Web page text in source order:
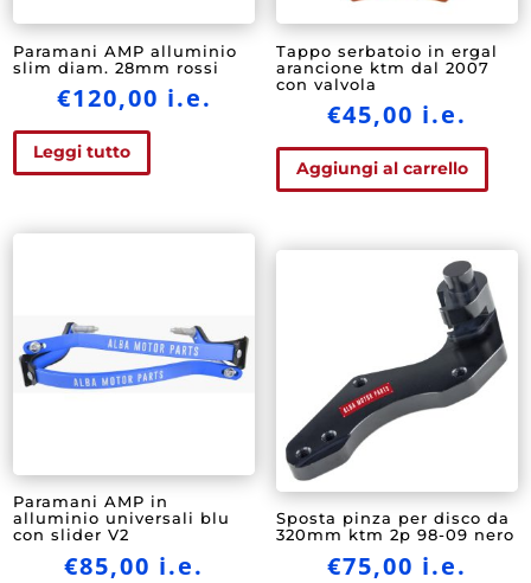
Paramani AMP alluminio
slim diam. 28mm rossi
€120,00 i.e.
Leggi tutto
Tappo serbatoio in ergal
arancione ktm dal 2007
con valvola
€45,00 i.e.
Aggiungi al carrello
Paramani AMP in
alluminio universali blu
con slider V2
€85,00 i.e.
Sposta pinza per disco da
320mm ktm 2p 98-09 nero
€75,00 i.e.